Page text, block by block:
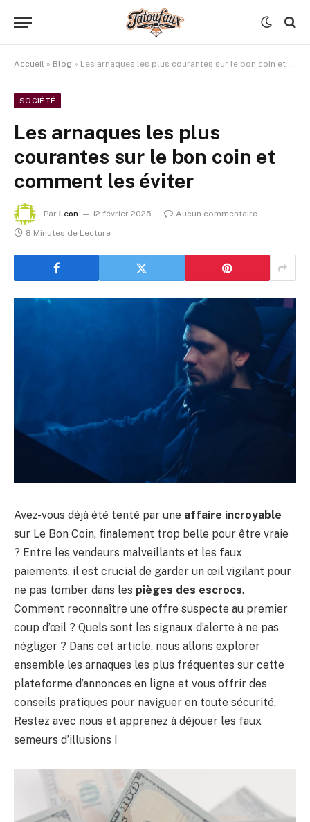
Accueil » Blog » Les arnaques les plus courantes sur le bon coin et comment les éviter
SOCIÉTÉ
Les arnaques les plus
courantes sur le bon coin et
comment les éviter
Par Leon 12 février 2025
Aucun commentaire
8 Minutes de Lecture
Avez-vous déjà été tenté par une affaire incroyable
sur Le Bon Coin, finalement trop belle pour être vraie
? Entre les vendeurs malveillants et les faux
paiements, il est crucial de garder un œil vigilant pour
ne pas tomber dans les pièges des escrocs.
Comment reconnaître une offre suspecte au premier
coup d’œil ? Quels sont les signaux d’alerte à ne pas
négliger ? Dans cet article, nous allons explorer
ensemble les arnaques les plus fréquentes sur cette
plateforme d’annonces en ligne et vous offrir des
conseils pratiques pour naviguer en toute sécurité.
Restez avec nous et apprenez à déjouer les faux
semeurs d’illusions !